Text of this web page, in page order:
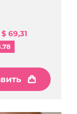
$ 69,31
дата доставки
дата доставки
२६/८/१०